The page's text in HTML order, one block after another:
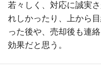
若々しく、対応に誠実
れしかったり、上から
った後や、売却後も連
効果だと思う。